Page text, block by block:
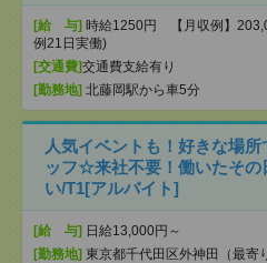
[給 与] 時給1250円 【月収例】
例21日実働)
[交通費]交通費支給有り
[勤務地] 北藤岡駅から車5分
人気イベントも！好きな場
ッフ☆来社不要！働いたその
い/T1[アルバイト]
[給 与] 日給13,000円～
[勤務地] 東京都千代田区外神田（最寄